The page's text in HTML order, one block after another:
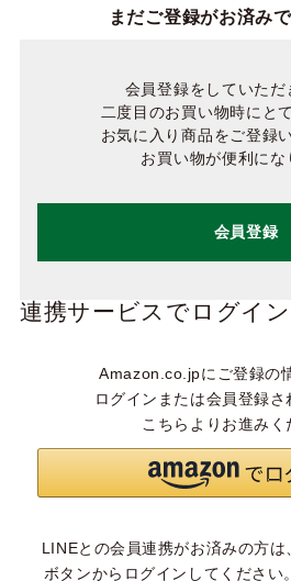
まだご登録がお済み
会員登録をしていただ
二度目のお買い物時にと
お気に入り商品をご登録
お買い物が便利にな
会員登録
連携サービスでログイ
Amazon.co.jpにご登録の
ログインまたは会員登録さ
こちらよりお進みく
LINEとの会員連携がお済みの方は
ボタンからログインしてください